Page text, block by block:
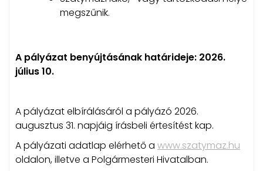
megszűnik.
A pályázat benyújtásának határideje: 2026.
július 10.
A pályázat elbírálásáról a pályázó 2026.
augusztus 31. napjáig írásbeli értesítést kap.
A pályázati adatlap elérhető a www.szatymaz.hu
oldalon, illetve a Polgármesteri Hivatalban.